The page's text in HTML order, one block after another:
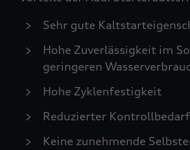
Sehr gute
Hohe Zuverlässigkeit im
geringeren
Hohe Zyklenfestigkeit
Reduzierter
Keine zunehmende